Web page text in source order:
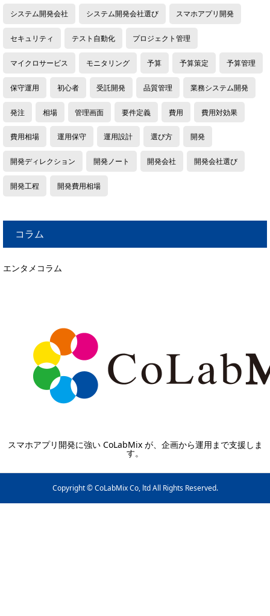
システム開発会社 システム開発会社選び スマホアプリ開発
セキュリティ テスト自動化 プロジェクト管理
マイクロサービス モニタリング 予算 予算策定 予算管理
保守運用 初心者 受託開発 品質管理 業務システム開発
発注 相場 管理画面 要件定義 費用 費用対効果
費用相場 運用保守 運用設計 選び方 開発
開発ディレクション 開発ノート 開発会社 開発会社選び
開発工程 開発費用相場
コラム
エンタメコラム
スマホアプリ開発に強い CoLabMix が、企画から運用まで支援しま
す。
Copyright © CoLabMix Co, ltd All Rights Reserved.